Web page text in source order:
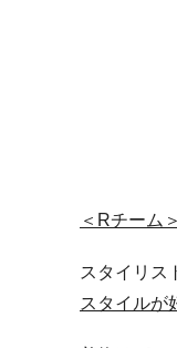
＜Rチーム＞
スタイリス
スタイルが